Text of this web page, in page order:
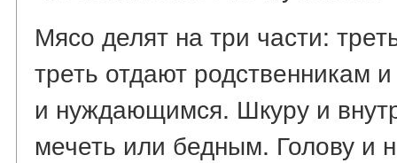
Мясо делят на три части:
треть отдают родственникам
и нуждающимся. Шкуру и
мечеть или бедным. Голову и